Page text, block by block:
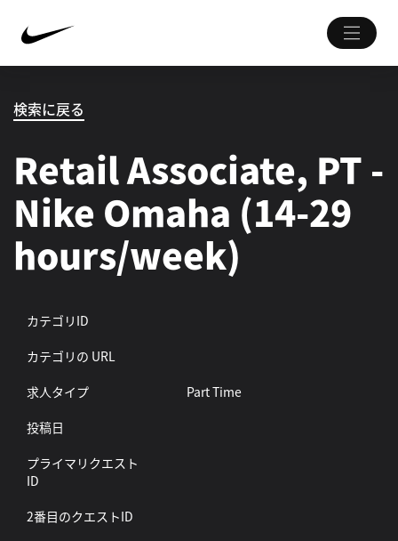
検索に戻る
Retail Associate, PT -
Nike Omaha (14-29
hours/week)
カテゴリID
カテゴリの URL
求人タイプ
Part Time
投稿日
プライマリクエスト
ID
2番目のクエストID